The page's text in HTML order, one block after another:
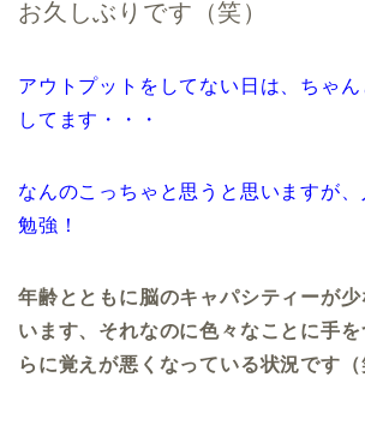
お久しぶりです（笑）
アウトプットをしてない日は、ちゃ
してます・・・
なんのこっちゃと思うと思いますが
勉強！
年齢とともに脳のキャパシティーが
います、それなのに色々なことに手を
らに覚えが悪くなっている状況です（